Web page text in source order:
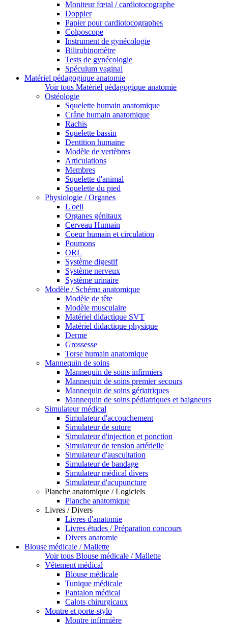
Moniteur fœtal / cardiotocographe
Doppler
Papier pour cardiotocographes
Colposcope
Instrument de gynécologie
Bilirubinomètre
Tests de gynécologie
Spéculum vaginal
Matériel pédagogique anatomie
Voir tous Matériel pédagogique anatomie
Ostéologie
Squelette humain anatomique
Crâne humain anatomique
Rachis
Squelette bassin
Dentition humaine
Modèle de vertèbres
Articulations
Membres
Squelette d'animal
Squelette du pied
Physiologie / Organes
L'oeil
Organes génitaux
Cerveau Humain
Coeur humain et circulation
Poumons
ORL
Système digestif
Système nerveux
Système urinaire
Modèle / Schéma anatomique
Modèle de tête
Modèle musculaire
Matériel didactique SVT
Matériel didactique physique
Derme
Grossesse
Torse humain anatomique
Mannequin de soins
Mannequin de soins infirmiers
Mannequin de soins premier secours
Mannequin de soins gériatriques
Mannequin de soins pédiatriques et baigneurs
Simulateur médical
Simulateur d'accouchement
Simulateur de suture
Simulateur d'injection et ponction
Simulateur de tension artérielle
Simulateur d'auscultation
Simulateur de bandage
Simulateur médical divers
Simulateur d'acupuncture
Planche anatomique / Logiciels
Planche anatomique
Livres / Divers
Livres d'anatomie
Livres études / Préparation concours
Divers anatomie
Blouse médicale / Mallette
Voir tous Blouse médicale / Mallette
Vêtement médical
Blouse médicale
Tunique médicale
Pantalon médical
Calots chirurgicaux
Montre et porte-stylo
Montre infirmière